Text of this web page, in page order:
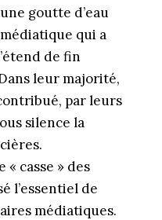
goutte d’eau
qui a
de fin
leur majorité,
par leurs
silence la
casse » des
l’essentiel de
médiatiques.